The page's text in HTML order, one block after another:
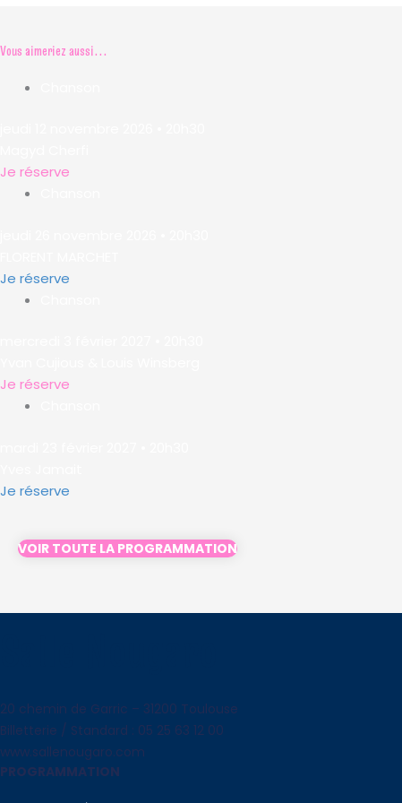
Vous aimeriez aussi...
Je réserve
Je réserve
Je réserve
Je réserve
VOIR TOUTE LA PROGRAMMATION
20 chemin de Garric – 31200 Toulouse
Billetterie / Standard : 05 25 63 12 00
www.sallenougaro.com
PROGRAMMATION